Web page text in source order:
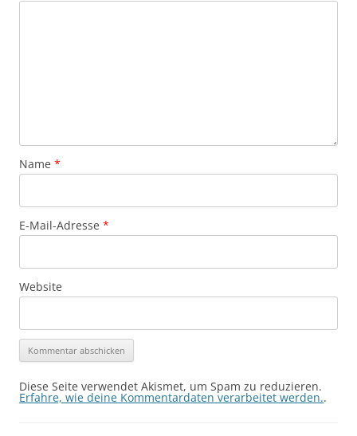
Name *
E-Mail-Adresse *
Website
Diese Seite verwendet Akismet, um Spam zu reduzieren.
Erfahre, wie deine Kommentardaten verarbeitet werden..